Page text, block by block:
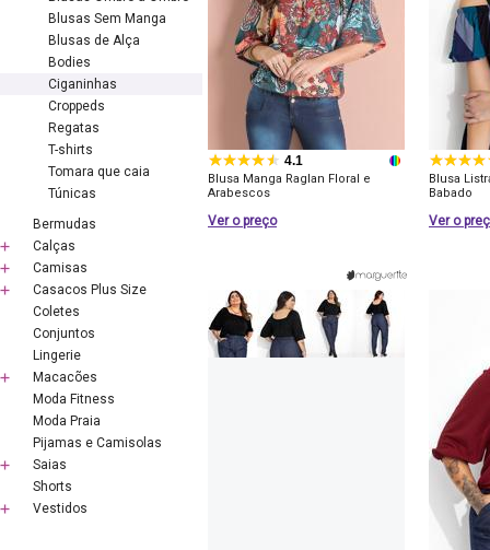
Blusas Sem Manga
Blusas de Alça
Bodies
Ciganinhas
Croppeds
Regatas
T-shirts
Tomara que caia
Túnicas
Bermudas
Calças
Camisas
Casacos Plus Size
Coletes
Conjuntos
Lingerie
Macacões
Moda Fitness
Moda Praia
Pijamas e Camisolas
Saias
Shorts
Vestidos
4.1
Blusa Manga Raglan Floral e
Arabescos
Ver o preço
Blusa
Babado
Ver o